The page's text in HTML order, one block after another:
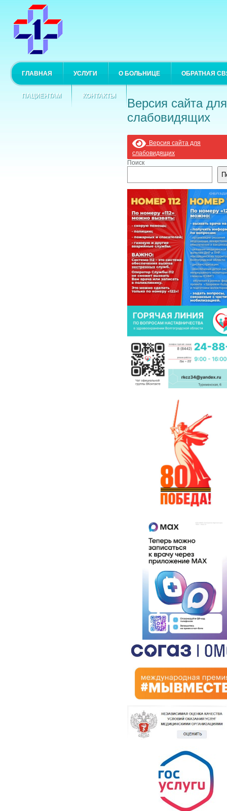
ГЛАВНАЯ УСЛУГИ О БОЛЬНИЦЕ ОБРАТНАЯ
ПАЦИЕНТАМ КОНТАКТЫ
Версия сайта для
слабовидящих
Версия сайта для
слабовидящих
Поиск